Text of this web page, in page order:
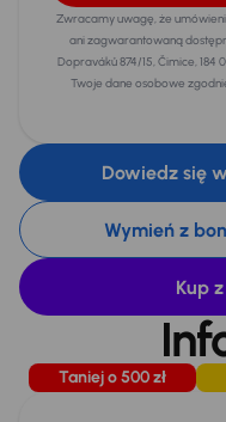
Zwracamy uwagę, że
ani zagwarantowaną
Dopraváků 874/15, Čimice,
Twoje dane osobowe
Dowiedz się
Wymień z
Kup
Taniej o 500 zł